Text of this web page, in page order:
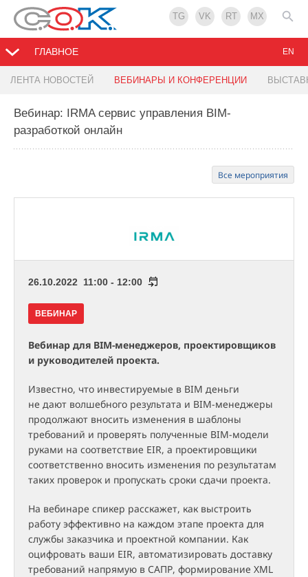
TG VK RT MX
ГЛАВНОЕ
ЛЕНТА НОВОСТЕЙ ВЕБИНАРЫ И КОНФЕРЕНЦИИ
EN
Вебинар: IRMA сервис управления BIM-
разработкой онлайн
Все мероприятия
26.10.2022 11:00 - 12:00
ВЕБИНАР
Вебинар для BIM-менеджеров, проектировщиков
и руководителей проекта.
Известно, что инвестируемые в BIM деньги
не дают волшебного результата и BIM-менеджеры
продолжают вносить изменения в шаблоны
требований и проверять полученные BIM-модели
руками на соответствие EIR, а проектировщики
соответственно вносить изменения по результатам
таких проверок и пропускать сроки сдачи проекта.
На вебинаре спикер расскажет, как выстроить
работу эффективно на каждом этапе проекта для
службы заказчика и проектной компании. Как
оцифровать ваши EIR, автоматизировать доставку
требований напрямую в САПР, формирование XML